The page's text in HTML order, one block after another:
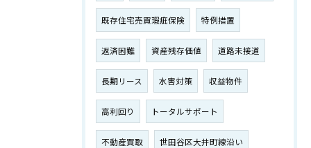
既存住宅売買瑕疵保険 特例措置
返済困難 資産残存価値 道路未接道
長期リース 水害対策 収益物件
高利回り トータルサポート
不動産買取 世田谷区大井町線沿い